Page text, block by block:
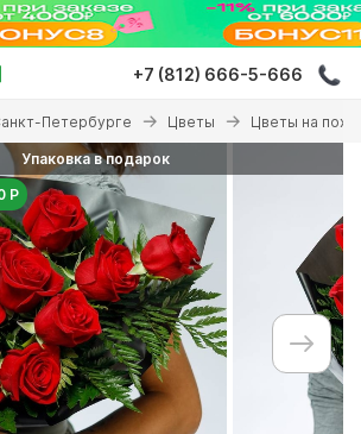
+7 (812) 666-5-666
Петербурге Цветы Цветы на
Упаковка в подарок
Р